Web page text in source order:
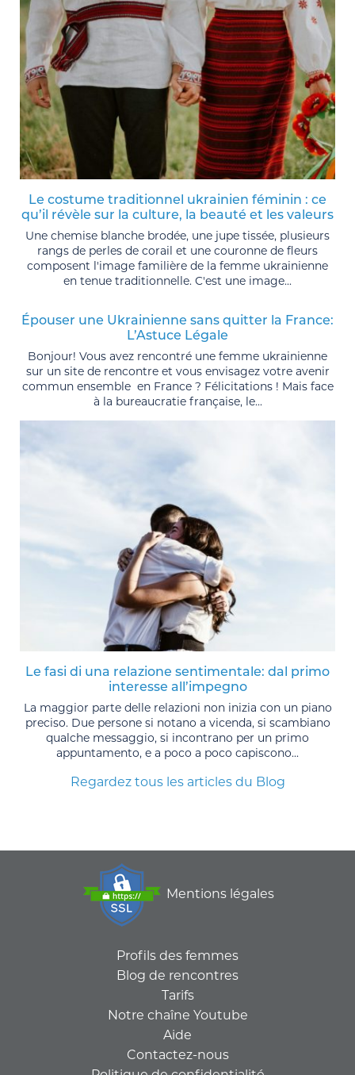
Le costume traditionnel ukrainien féminin : ce
qu’il révèle sur la culture, la beauté et les valeurs
Une chemise blanche brodée, une jupe tissée, plusieurs
rangs de perles de corail et une couronne de fleurs
composent l'image familière de la femme ukrainienne
en tenue traditionnelle. C'est une image...
Épouser une Ukrainienne sans quitter la France:
L’Astuce Légale
Bonjour! Vous avez rencontré une femme ukrainienne
sur un site de rencontre et vous envisagez votre avenir
commun ensemble en France ? Félicitations ! Mais face
à la bureaucratie française, le...
Le fasi di una relazione sentimentale: dal primo
interesse all’impegno
La maggior parte delle relazioni non inizia con un piano
preciso. Due persone si notano a vicenda, si scambiano
qualche messaggio, si incontrano per un primo
appuntamento, e a poco a poco capiscono...
Regardez tous les articles du Blog
Mentions légales
Profils des femmes
Blog de rencontres
Tarifs
Notre chaîne Youtube
Aide
Contactez-nous